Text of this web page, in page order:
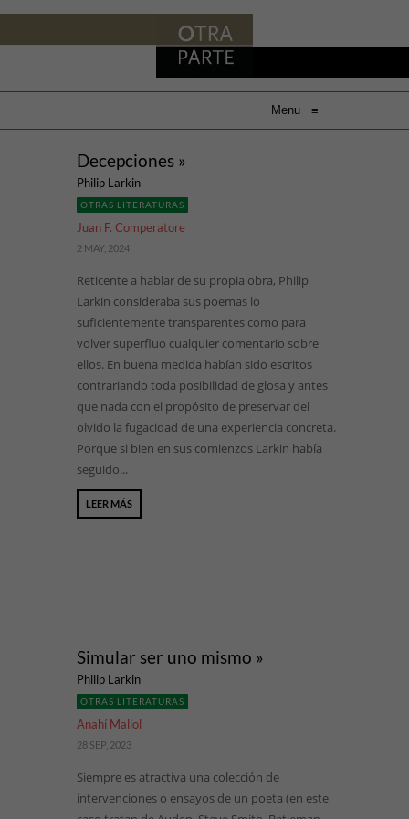
Menu ≡
Decepciones »
Philip Larkin
OTRAS LITERATURAS
Juan F. Comperatore
2 MAY, 2024
Reticente a hablar de su propia obra, Philip
Larkin consideraba sus poemas lo
suficientemente transparentes como para
volver superfluo cualquier comentario sobre
ellos. En buena medida habían sido escritos
contrariando toda posibilidad de glosa y antes
que nada con el propósito de preservar del
olvido la fugacidad de una experiencia concreta.
Porque si bien en sus comienzos Larkin había
seguido...
LEER MÁS
Simular ser uno mismo »
Philip Larkin
OTRAS LITERATURAS
Anahí Mallol
28 SEP, 2023
Siempre es atractiva una colección de
intervenciones o ensayos de un poeta (en este